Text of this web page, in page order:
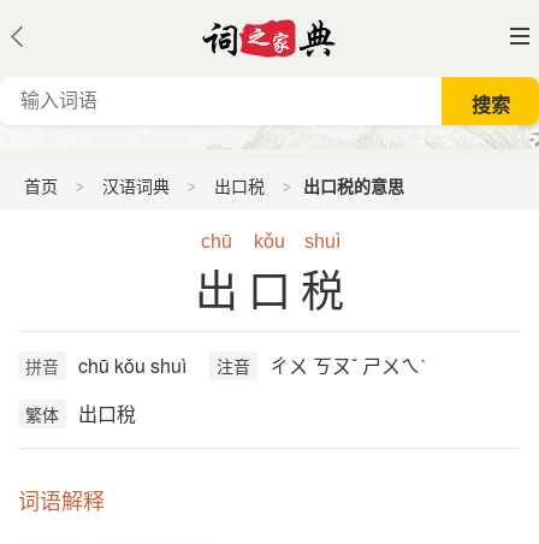
首页 汉语词典 出口税 出口税的意思
chū kǒu shuì
出口税
拼音 chū kǒu shuì 注音 ㄔㄨ ㄎㄡˇ ㄕㄨㄟˋ
繁体 出口稅
词语解释